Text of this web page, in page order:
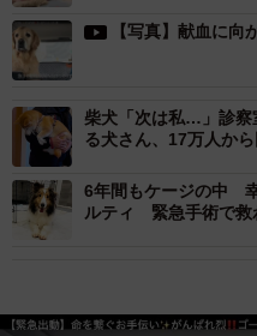
【写真】献血に向
柴犬「次は私…」診察
る犬さん、17万人か
6年間もケージの中
ルティ 緊急手術で救